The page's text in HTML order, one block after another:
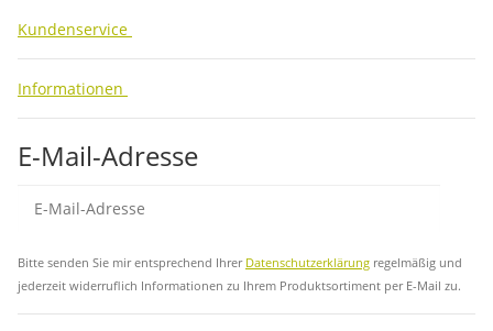
Kundenservice
Informationen
E-Mail-Adresse
Bitte senden Sie mir entsprechend Ihrer Datenschutzerklärung regelmäßig und
jederzeit widerruflich Informationen zu Ihrem Produktsortiment per E-Mail zu.